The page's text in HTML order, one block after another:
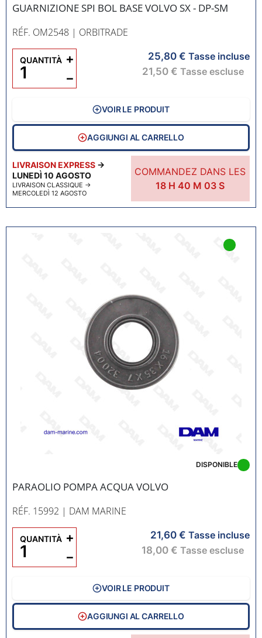
GUARNIZIONE SPI BOL BASE VOLVO SX - DP-SM
RÉF. OM2548 | ORBITRADE
LIVRAISON EXPRESS →
LUNEDÌ 10 AGOSTO
LIVRAISON CLASSIQUE →
MERCOLEDÌ 12 AGOSTO
COMMANDEZ DANS LES
18 H40 M 02 S
25,80 € Tasse incluse
21,50 € Tasse escluse
QUANTITÀ
−
+
VOIR LE PRODUIT
AGGIUNGI AL CARRELLO
PARAOLIO POMPA ACQUA VOLVO
RÉF. 15992 | DAM MARINE
DISPONIBLE
21,60 € Tasse incluse
18,00 € Tasse escluse
QUANTITÀ
−
+
VOIR LE PRODUIT
AGGIUNGI AL CARRELLO